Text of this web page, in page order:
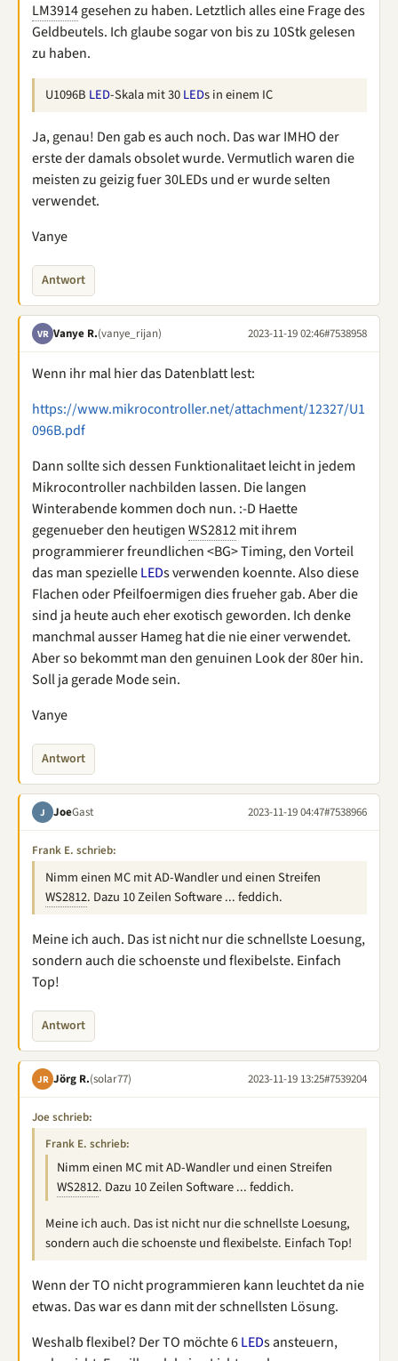
LM3914gesehen zu haben. Letztlich alles eine Frage des
Geldbeutels. Ich glaube sogar von bis zu 10Stk gelesen
zu haben.
U1096B LED-Skala mit 30LEDs in einem IC
Ja, genau! Den gab es auch noch. Das war IMHO der
erste der damals obsolet wurde. Vermutlich waren die
meisten zu geizig fuer 30LEDs und er wurde selten
verwendet.
Vanye
Antwort
VR Vanye R.(vanye_rijan) 2023-11-19 02:46#7538958
Wenn ihr mal hier das Datenblatt lest:
https://www.mikrocontroller.net/attachment/12327/U1
096B.pdf
Dann sollte sich dessen Funktionalitaet leicht in jedem
Mikrocontroller nachbilden lassen. Die langen
Winterabende kommen doch nun. :-D Haette
gegenueber den heutigenWS2812mit ihrem
programmierer freundlichen <BG> Timing, den Vorteil
das man spezielleLEDs verwenden koennte. Also diese
Flachen oder Pfeilfoermigen dies frueher gab. Aber die
sind ja heute auch eher exotisch geworden. Ich denke
manchmal ausser Hameg hat die nie einer verwendet.
Aber so bekommt man den genuinen Look der 80er hin.
Soll ja gerade Mode sein.
Vanye
Antwort
J JoeGast 2023-11-19 04:47#7538966
Frank E. schrieb:
Nimm einen MC mit AD-Wandler und einen Streifen
WS2812. Dazu 10 Zeilen Software ... feddich.
Meine ich auch. Das ist nicht nur die schnellste Loesung,
sondern auch die schoenste und flexibelste. Einfach
Top!
Antwort
JR Jörg R.(solar77) 2023-11-19 13:25#7539204
Joe schrieb:
Frank E. schrieb:
Nimm einen MC mit AD-Wandler und einen Streifen
WS2812. Dazu 10 Zeilen Software ... feddich.
Meine ich auch. Das ist nicht nur die schnellste Loesung,
sondern auch die schoenste und flexibelste. Einfach Top!
Wenn der TO nicht programmieren kann leuchtet da nie
etwas. Das war es dann mit der schnellsten Lösung.
Weshalb flexibel? Der TO möchte 6LEDs ansteuern,